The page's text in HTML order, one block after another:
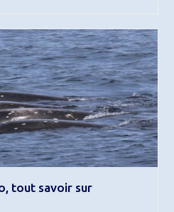
tout savoir sur